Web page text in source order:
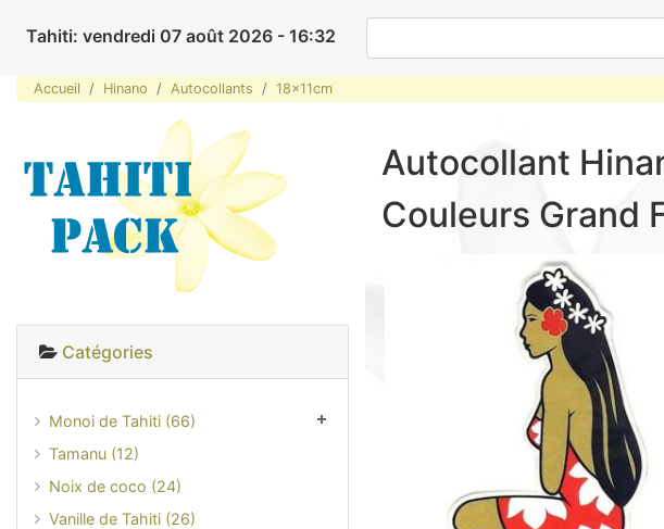
Tahiti: vendredi 07 août 2026 - 16:32
Accueil Hinano Autocollants 18x11cm
Autocollant
Couleurs Grand
Catégories
Monoi de Tahiti (66)
Tamanu (12)
Noix de coco (24)
Vanille de Tahiti (26)